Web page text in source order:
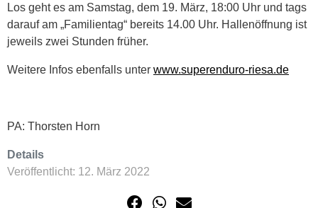
Los geht es am Samstag, dem 19. März, 18:00 Uhr und tags
darauf am „Familientag“ bereits 14.00 Uhr. Hallenöffnung ist
jeweils zwei Stunden früher.
Weitere Infos ebenfalls unter www.superenduro-riesa.de
PA: Thorsten Horn
Details
Veröffentlicht: 12. März 2022